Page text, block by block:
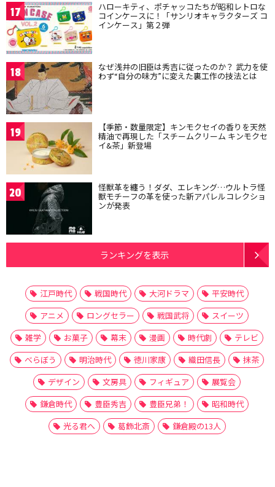
17 ハローキティ、ポチャッコたちが昭和レトロな
コインケースに！「サンリオキャラクターズ コ
インケース」第２弾
18 なぜ浅井の旧臣は秀吉に従ったのか？ 武力を使
わず“自分の味方”に変えた裏工作の技法とは
19 【季節・数量限定】キンモクセイの香りを天然
精油で再現した「スチームクリーム キンモクセ
イ&茶」新登場
20 怪獣革を纏う！ダダ、エレキング…ウルトラ怪
獣モチーフの革を使った新アパレルコレクショ
ンが発表
ランキングを表示
江戸時代 戦国時代 大河ドラマ
平安時代
アニメ
ロングセラー 戦国武将
スイーツ
雑学
お菓子 幕末 漫画 時代劇
テレビ
べらぼう
明治時代 徳川家康 織田信長
抹茶
デザイン
文房具 フィギュア
展覧会
鎌倉時代
豊臣秀吉 豊臣兄弟！
昭和時代
光る君へ
葛飾北斎 鎌倉殿の13人